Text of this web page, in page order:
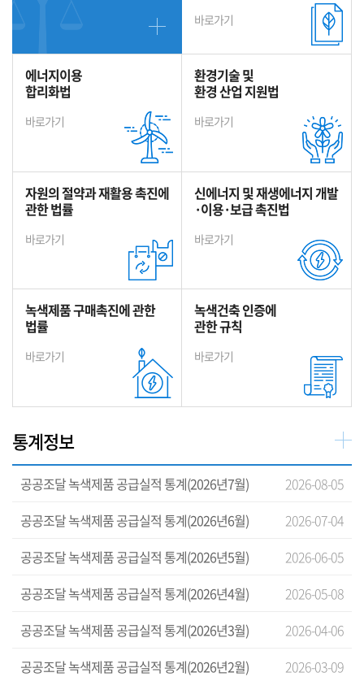
바로가기
에너지이용
합리화법
바로가기
환경기술 및
환경 산업 지원법
바로가기
자원의 절약과 재활용 촉진에
관한 법률
바로가기
신에너지 및 재생에너지 개발
·이용·보급 촉진법
바로가기
녹색제품 구매촉진에 관한
법률
바로가기
녹색건축 인증에
관한 규칙
바로가기
통계정보
공공조달 녹색제품 공급실적 통계(2026년7월)
2026-08-05
공공조달 녹색제품 공급실적 통계(2026년6월)
2026-07-04
공공조달 녹색제품 공급실적 통계(2026년5월)
2026-06-05
공공조달 녹색제품 공급실적 통계(2026년4월)
2026-05-08
공공조달 녹색제품 공급실적 통계(2026년3월)
2026-04-06
공공조달 녹색제품 공급실적 통계(2026년2월)
2026-03-09